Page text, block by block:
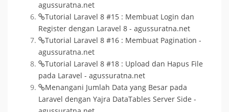
agussuratna.net
Tutorial Laravel 8 #15 : Membuat Login dan
Register dengan Laravel 8 - agussuratna.net
Tutorial Laravel 8 #16 : Membuat Pagination -
agussuratna.net
Tutorial Laravel 8 #18 : Upload dan Hapus File
pada Laravel - agussuratna.net
Menangani Jumlah Data yang Besar pada
Laravel dengan Yajra DataTables Server Side -